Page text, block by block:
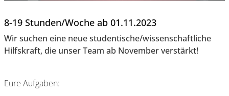
8-19 Stunden/Woche ab 01.11.2023
Wir suchen eine neue studentische/wissenschaftliche
Hilfskraft, die unser Team ab November verstärkt!
Eure Aufgaben: